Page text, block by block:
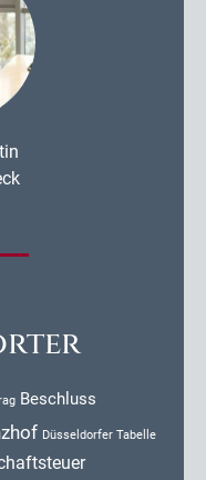
Beschluss
Düsseldorfer Tabelle